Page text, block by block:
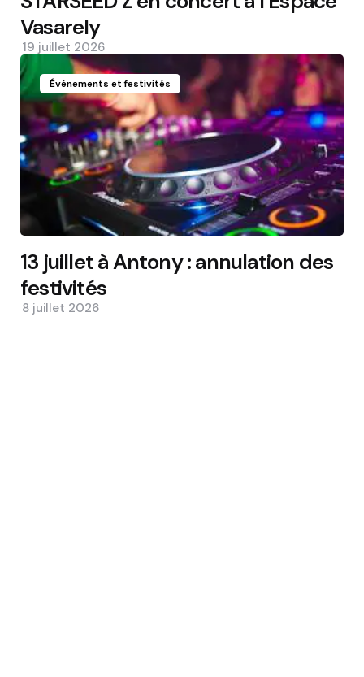
Vasarely
19 juillet 2026
Événements et festivités
13 juillet à Antony : annulation des
festivités
8 juillet 2026